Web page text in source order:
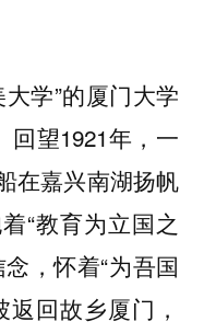
学”的厦门大学
回望1921年，一
在嘉兴南湖扬帆
“教育为立国之
，怀着“为吾国
回故乡厦门，